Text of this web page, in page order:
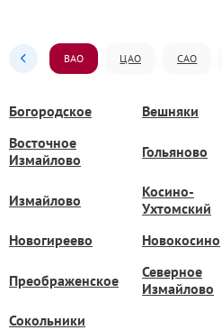
ВАО ЦАО САО
Богородское Вешняки
Восточное
Измайлово
Гольяново
Измайлово
Косино-
Ухтомский
Новогиреево Новокосино
Преображенское
Северное
Измайлово
Сокольники